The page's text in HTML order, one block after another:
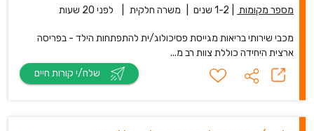
מספר מקומות 1-2 שנים משרה חלקית לפני 20 שעות
מכבי שירותי בריאות מגייסת פסיכולוג/ית להתפתחות הילד - בפריסה
ארצית היחידה כוללת צוות רב מ...